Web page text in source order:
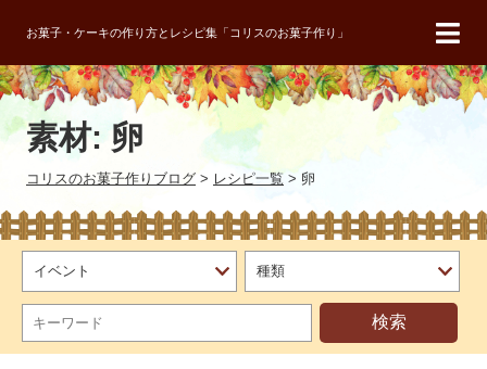
お菓子・ケーキの作り方とレシピ集「コリスのお菓子作り」
素材:卵
コリスのお菓子作りブログ > レシピ一覧 > 卵
検索